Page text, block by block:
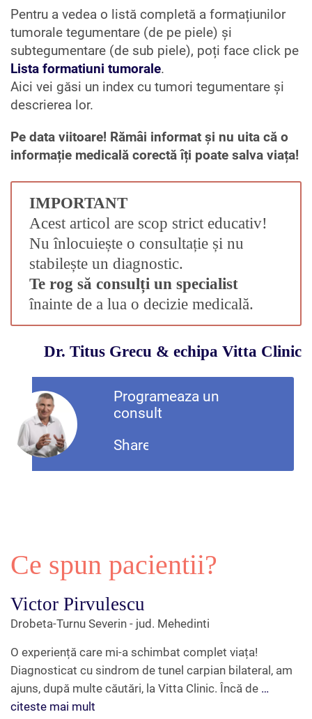
Pentru a vedea o listă completă a formațiunilor
tumorale tegumentare (de pe piele) și
subtegumentare (de sub piele), poți face click pe
Lista formatiuni tumorale.
Aici vei găsi un index cu tumori tegumentare și
descrierea lor.
Pe data viitoare! Rămâi informat și nu uita că o
informație medicală corectă îți poate salva viața!
IMPORTANT
Acest articol are scop strict educativ!
Nu înlocuiește o consultație și nu
stabilește un diagnostic.
Te rog să consulți un specialist
înainte de a lua o decizie medicală.
Dr. Titus Grecu & echipa Vitta Clinic
Programeaza un
consult
Share
Ce spun pacientii?
Victor Pirvulescu
Drobeta-Turnu Severin - jud. Mehedinti
O experiență care mi-a schimbat complet viața!
Diagnosticat cu sindrom de tunel carpian bilateral, am
ajuns, după multe căutări, la Vitta Clinic. Încă de …
citeste mai mult